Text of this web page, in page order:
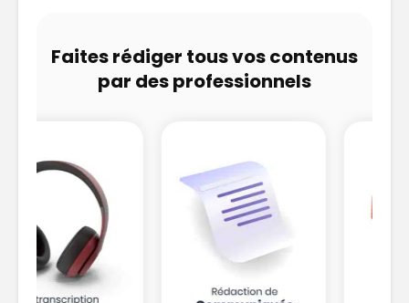
Faites rédiger tous vos contenus
par des professionnels